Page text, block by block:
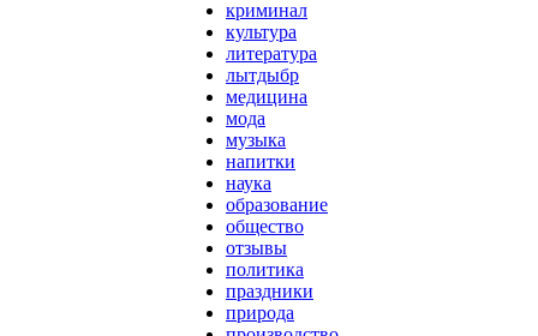
криминал
культура
литература
лытдыбр
медицина
мода
музыка
напитки
наука
образование
общество
отзывы
политика
праздники
природа